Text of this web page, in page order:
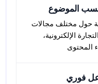
الموضوع
حول مختلف مجالات
الإلكترونية،
المحتوى
فوري